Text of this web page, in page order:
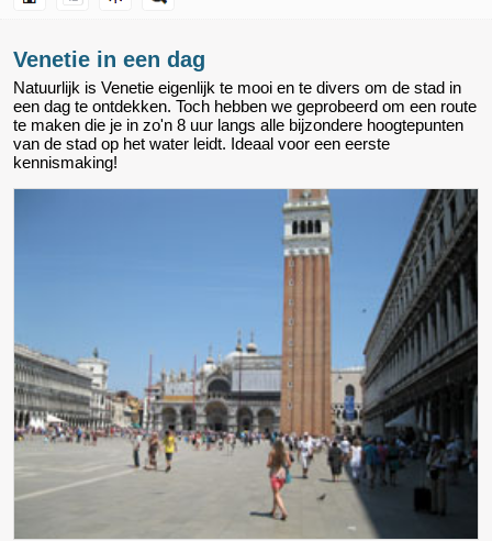
Venetie in een dag
Natuurlijk is Venetie eigenlijk te mooi en te divers om de stad in
een dag te ontdekken. Toch hebben we geprobeerd om een route
te maken die je in zo'n 8 uur langs alle bijzondere hoogtepunten
van de stad op het water leidt. Ideaal voor een eerste
kennismaking!